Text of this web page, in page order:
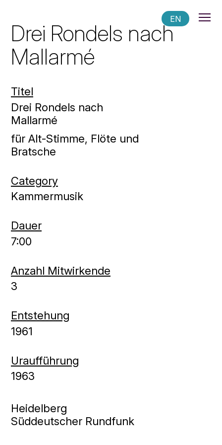
EN
Drei Rondels nach
Mallarmé
Titel
Drei Rondels nach
Mallarmé
für Alt-Stimme, Flöte und
Bratsche
Category
Kammermusik
Dauer
7:00
Anzahl Mitwirkende
3
Entstehung
1961
Uraufführung
1963
Heidelberg
Süddeutscher Rundfunk